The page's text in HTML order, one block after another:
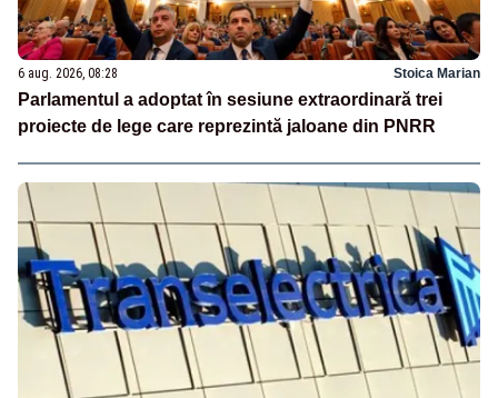
6 aug. 2026, 08:28 Stoica Marian
Parlamentul a adoptat în sesiune extraordinară trei
proiecte de lege care reprezintă jaloane din PNRR